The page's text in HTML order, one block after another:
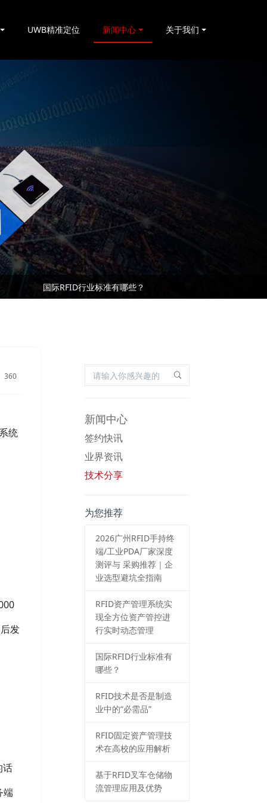
UWB精准定位 新闻中心 关于我们
基于RFID叉车仓储物流管理应用及优势
国际RFID行业标准有哪些？
360
统
发
话
端
新闻中心
签约快讯
业界资讯
技术分享
为您推荐
2026⼴州RFID⼿持终
端/⼯业PDA⼚家深度
测评与 采购推荐｜企
业选型避坑全指南
RFID资产管理系统实
现全方位资产管控进
行实时动态管理
国际RFID行业标准有
哪些？
RFID技术是否是制造
业中的“必需品”
RFID固定资产管理技
术在高校的应用解析
基于RFID叉车仓储物
流管理应用及优势